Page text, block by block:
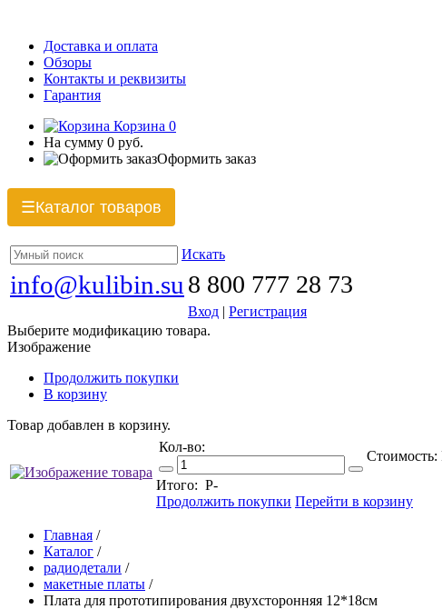
Доставка и оплата
Обзоры
Контакты и реквизиты
Гарантия
Корзина 0
На сумму 0 руб.
Оформить заказ
☰Каталог товаров
Искать
info@kulibin.su 8 800 777 28 73
Вход | Регистрация
Выберите модификацию товара.
Изображение
Продолжить покупки
В корзину
Товар добавлен в корзину.
Кол-во:
Стоимость:
Итого: Р-
Продолжить покупки Перейти в корзину
Главная /
Каталог /
радиодетали /
макетные платы /
Плата для прототипирования двухсторонняя 12*18см